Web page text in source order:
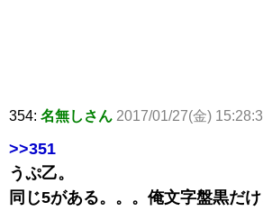
354: 名無しさん 2017/01/27(金)
>>351
うぷ乙。
同じ5がある。。。俺文字盤黒だけ